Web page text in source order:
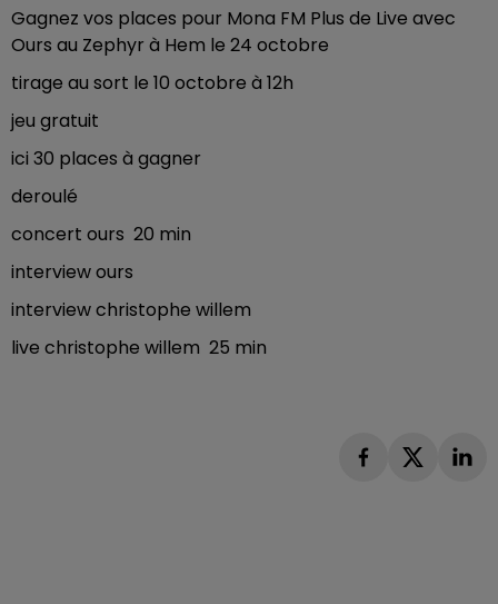
Gagnez vos places pour Mona FM Plus de Live avec
Ours au Zephyr à Hem le 24 octobre
tirage au sort le 10 octobre à 12h
jeu gratuit
ici 30 places à gagner
deroulé
concert ours 20 min
interview ours
interview christophe willem
live christophe willem 25 min